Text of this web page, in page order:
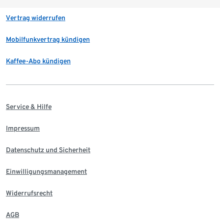
Vertrag widerrufen
Mobilfunkvertrag kündigen
Kaffee-Abo kündigen
Service & Hilfe
Impressum
Datenschutz und Sicherheit
Einwilligungsmanagement
Widerrufsrecht
AGB